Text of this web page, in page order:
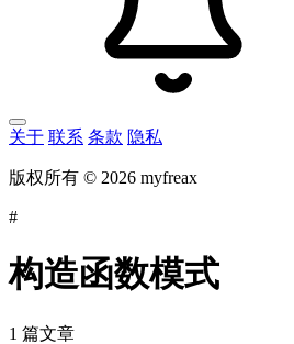
关于 联系 条款 隐私
版权所有 © 2026 myfreax
#
构造函数模式
1 篇文章